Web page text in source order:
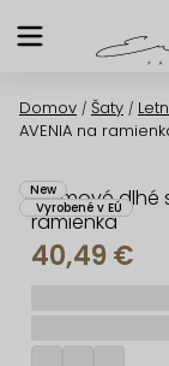
na
Domov / Šaty /
AVENIA na
Krémové dlhé
ramienka
New
Vyrobené v EÚ
40,49 €